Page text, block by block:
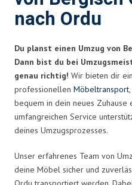
nach Ordu
Du planst einen Umzug von
Dann bist du bei
genau richtig! Wir bieten dir
professionellen Möbeltransport
bequem in dein neues Zuhause
umfangreichen Service
deines Umzugsprozesses.
Unser erfahrenes Team von
deine Möbel sicher und